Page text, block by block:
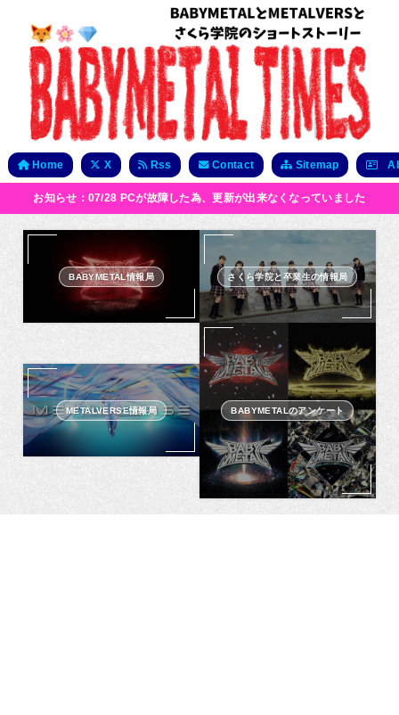
Home X Rss Contact Sitemap
お知らせ：07/28 PCが故障した為、更新が出来なくなっていました
BABYMETAL情報局 さくら学院と卒業生の情報局
METALVERSE情報局 BABYMETALのアンケート